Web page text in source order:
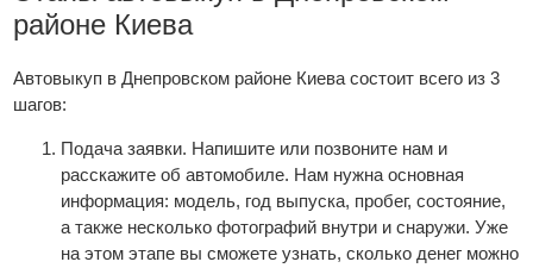
районе Киева
Автовыкуп в Днепровском районе Киева состоит всего из 3
шагов:
Подача заявки. Напишите или позвоните нам и
расскажите об автомобиле. Нам нужна основная
информация: модель, год выпуска, пробег, состояние,
а также несколько фотографий внутри и снаружи. Уже
на этом этапе вы сможете узнать, сколько денег можно